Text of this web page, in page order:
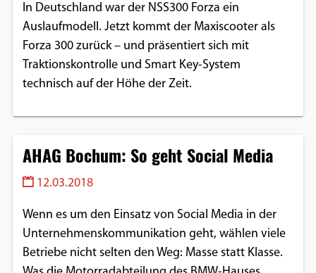
In Deutschland war der NSS300 Forza ein
Auslaufmodell. Jetzt kommt der Maxiscooter als
Forza 300 zurück – und präsentiert sich mit
Traktionskontrolle und Smart Key-System
technisch auf der Höhe der Zeit.
AHAG Bochum: So geht Social Media
12.03.2018
Wenn es um den Einsatz von Social Media in der
Unternehmenskommunikation geht, wählen viele
Betriebe nicht selten den Weg: Masse statt Klasse.